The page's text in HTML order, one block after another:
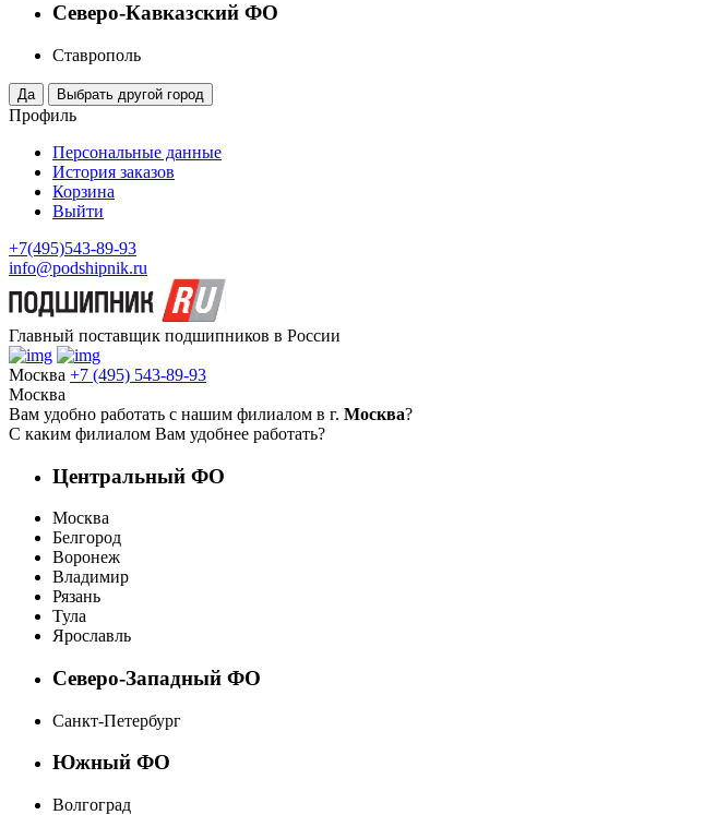
Северо-Кавказский ФО
Ставрополь
Профиль
Персональные данные
История заказов
Корзина
Выйти
+7(495)543-89-93
info@podshipnik.ru
Главный поставщик подшипников в России
Москва +7 (495) 543-89-93
Москва
Вам удобно работать с нашим филиалом в г. Москва?
С каким филиалом Вам удобнее работать?
Центральный ФО
Москва
Белгород
Воронеж
Владимир
Рязань
Тула
Ярославль
Северо-Западный ФО
Санкт-Петербург
Южный ФО
Волгоград